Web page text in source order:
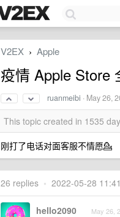
V2EX › Apple
疫情 Apple Store
ruanmeibi · May 26,
This topic created in 1535
刚打了电话对面客服不情愿💁
26 replies • 2022-05-28
hello2090 May 26,